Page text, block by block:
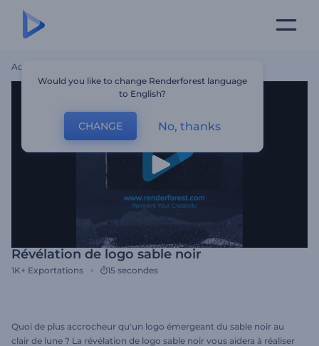
Accueil
Révélation de logo sable noir
1K+ Exportations 15 secondes
Quoi de plus accrocheur qu'un logo émergeant du sable noir au
clair de lune ? La révélation de logo sable noir vous aidera à réaliser
Would you like to change Renderforest language
to English?
CHANGE No, thanks